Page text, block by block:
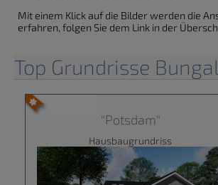
Mit einem Klick auf die Bilder werden die
erfahren, folgen Sie dem Link in der
Top Grundrisse
"Potsdam"
Hausbaugrundriss